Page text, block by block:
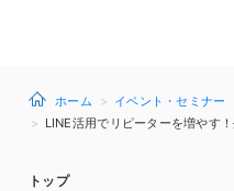
ホーム
イベント・セミナー
LINE活用でリピーターを増やす
トップ